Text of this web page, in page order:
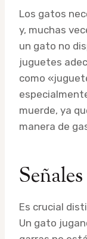
Los gatos
y, muchas
un gato no
juguetes
como
muerde, ya
manera de
Es crucial
Un gato